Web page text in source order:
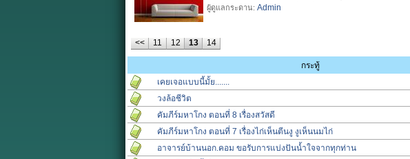
ผู้ดูแลกระดาน: Admin
<< 11 12 13 14
กระทู้
เคยเจอแบบนี้มั้ย.......
วงล้อชีวิต
คัมภีร์มหาโกง ตอนที่ 8 เรื่องสวัสดี
คัมภีร์มหาโกง ตอนที่ 7 เรื่องไก่เห็นตีนงู งูเห็นนมไก่
อาจารย์บ้านนอก.คอม ขอรับการแบ่งปันน้ำใจจากทุกท่าน